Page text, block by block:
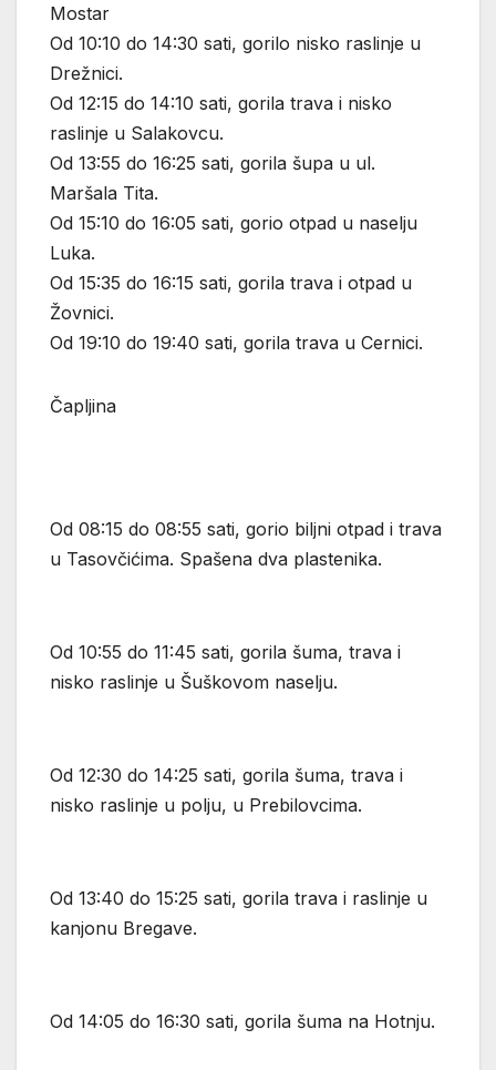
Mostar
Od 10:10 do 14:30 sati, gorilo nisko raslinje u
Drežnici.
Od 12:15 do 14:10 sati, gorila trava i nisko
raslinje u Salakovcu.
Od 13:55 do 16:25 sati, gorila šupa u ul.
Maršala Tita.
Od 15:10 do 16:05 sati, gorio otpad u naselju
Luka.
Od 15:35 do 16:15 sati, gorila trava i otpad u
Žovnici.
Od 19:10 do 19:40 sati, gorila trava u Cernici.
Čapljina
Od 08:15 do 08:55 sati, gorio biljni otpad i trava
u Tasovčićima. Spašena dva plastenika.
Od 10:55 do 11:45 sati, gorila šuma, trava i
nisko raslinje u Šuškovom naselju.
Od 12:30 do 14:25 sati, gorila šuma, trava i
nisko raslinje u polju, u Prebilovcima.
Od 13:40 do 15:25 sati, gorila trava i raslinje u
kanjonu Bregave.
Od 14:05 do 16:30 sati, gorila šuma na Hotnju.